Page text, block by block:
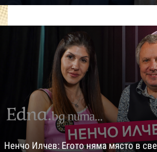
Ненчо Илчев: Егото няма място в